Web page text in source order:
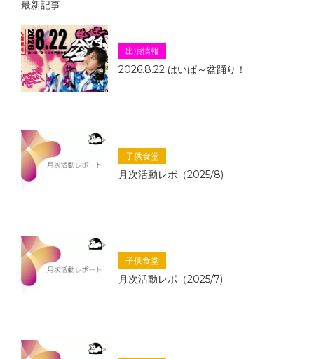
最新記事
出演情報
2026.8.22 はいぱ～盆踊り！
子供食堂
月次活動レポ（2025/8)
子供食堂
月次活動レポ（2025/7)